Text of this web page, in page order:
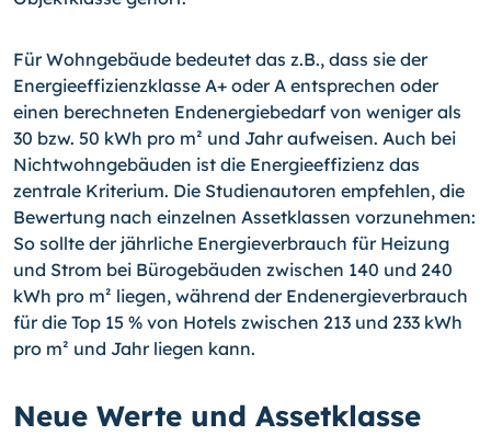
Für Wohngebäude bedeutet das z.B., dass sie der
Energieeffizienzklasse A+ oder A entsprechen oder
einen berechneten Endenergiebedarf von weniger als
30 bzw. 50 kWh pro m² und Jahr aufweisen. Auch bei
Nichtwohngebäuden ist die Energieeffizienz das
zentrale Kriterium. Die Studienautoren empfehlen, die
Bewertung nach einzelnen Assetklassen vorzunehmen:
So sollte der jährliche Energieverbrauch für Heizung
und Strom bei Bürogebäuden zwischen 140 und 240
kWh pro m² liegen, während der Endenergieverbrauch
für die Top 15 % von Hotels zwischen 213 und 233 kWh
pro m² und Jahr liegen kann.
Neue Werte und Assetklasse